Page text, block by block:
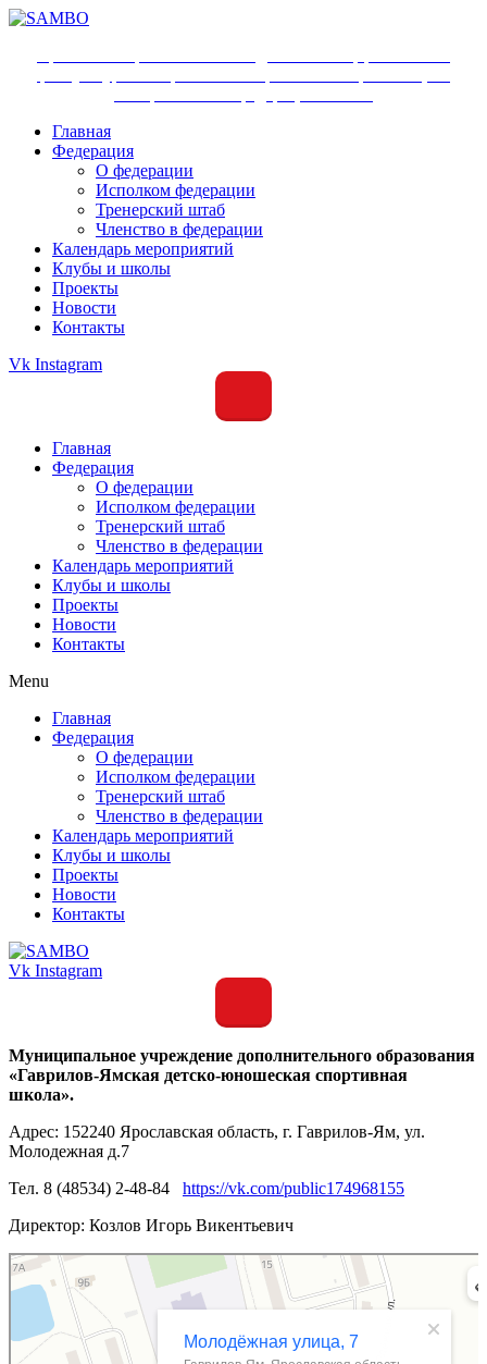
Главная
Федерация
О федерации
Исполком федерации
Тренерский штаб
Членство в федерации
Календарь мероприятий
Клубы и школы
Проекты
Новости
Контакты
Vk Instagram
Главная
Федерация
О федерации
Исполком федерации
Тренерский штаб
Членство в федерации
Календарь мероприятий
Клубы и школы
Проекты
Новости
Контакты
Menu
Главная
Федерация
О федерации
Исполком федерации
Тренерский штаб
Членство в федерации
Календарь мероприятий
Клубы и школы
Проекты
Новости
Контакты
Vk Instagram
Муниципальное учреждение дополнительного образования
«Гаврилов-Ямская детско-юношеская спортивная
школа».
Адрес: 152240 Ярославская область, г. Гаврилов-Ям, ул.
Молодежная д.7
Тел. 8 (48534) 2-48-84 https://vk.com/public174968155
Директор: Козлов Игорь Викентьевич
Гаврилов‑Ям
Молодёжная улица, 7 — Яндекс.Карты